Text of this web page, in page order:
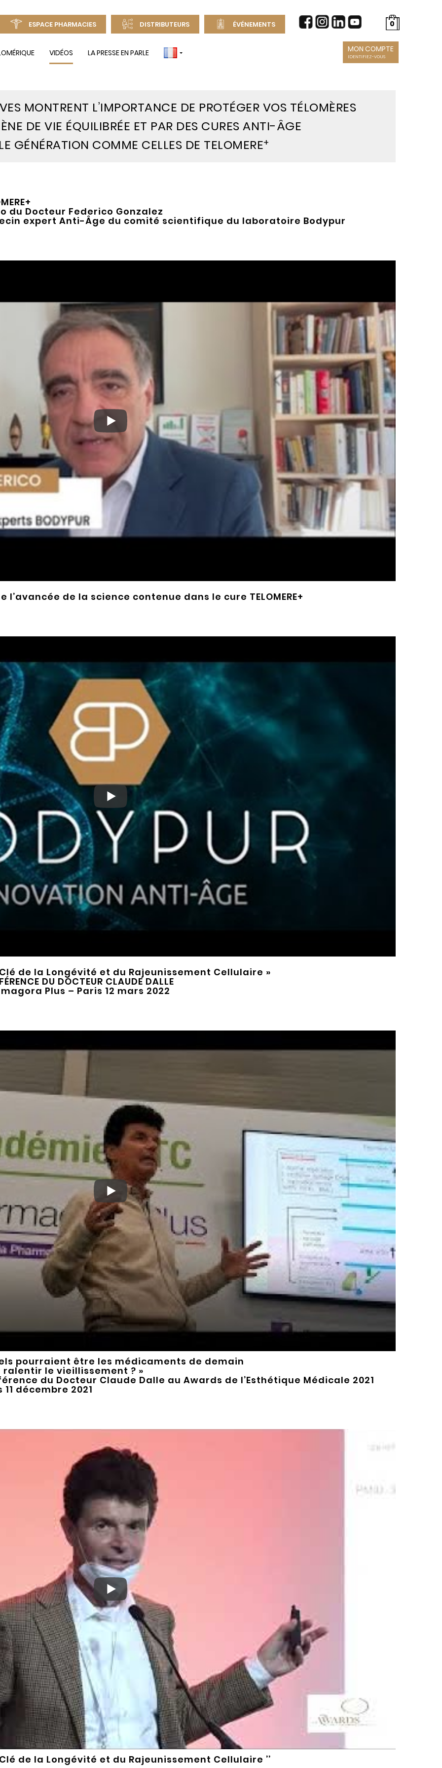
0
ESPACE PHARMACIES DISTRIBUTEURS ÉVÉNEMENTS
VIDÉOS LA PRESSE EN PARLE MON COMPTE
IDENTIFIEZ-VOUS
MONTRENT L’IMPORTANCE DE PROTÉGER VOS TÉLOMÈRES
DE VIE ÉQUILIBRÉE ET PAR DES CURES ANTI-ÂGE
GÉNÉRATION COMME CELLES DE TELOMERE+
du Docteur Federico Gonzalez
expert Anti-Âge du comité scientifique du laboratoire Bodypur
l’avancée de la science contenue dans le cure TELOMERE+
de la Longévité et du Rajeunissement Cellulaire »
DU DOCTEUR CLAUDE DALLE
Plus – Paris 12 mars 2022
pourraient être les médicaments de demain
ralentir le vieillissement ? »
du Docteur Claude Dalle au Awards de l’Esthétique Médicale 2021
11 décembre 2021
Clé de la Longévité et du Rajeunissement Cellulaire ’’